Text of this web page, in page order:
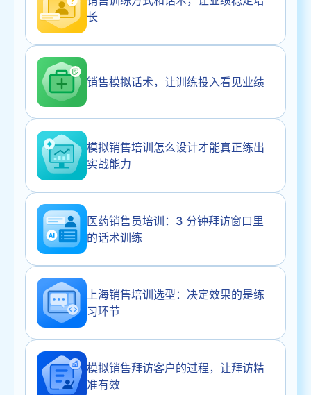
长
销售模拟话术，让训练投入看见业绩
模拟销售培训怎么设计才能真正练出
实战能力
医药销售员培训：3 分钟拜访窗口里
的话术训练
上海销售培训选型：决定效果的是练
习环节
模拟销售拜访客户的过程，让拜访精
准有效